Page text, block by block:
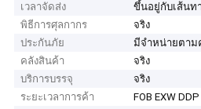
เวลาจัดส่ง
ขึ้นอยู่กับเส้นท
พิธีการศุลกากร
จริง
ประกันภัย
มีจำหน่ายตาม
คลังสินค้า
จริง
บริการบรรจุ
จริง
ระยะเวลาการค้า
FOB EXW